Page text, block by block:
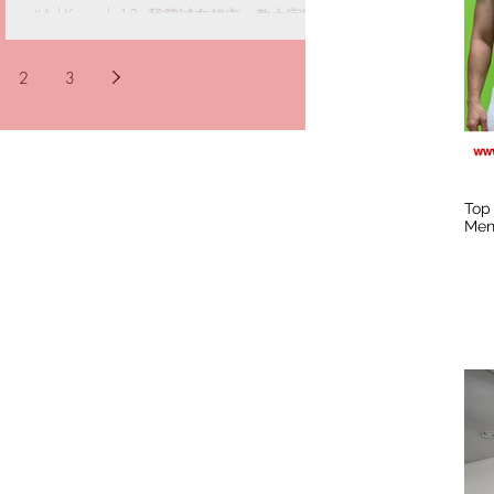
#AskKenneth 18: 我嘗試在超市，教大家睇
食物標籤。不要盲目睇包裝上的字，不要聽
字。假設你的目標是消脂的話，我相信你已
化合物和脂肪目標。所以，要「睇餸食
2 3